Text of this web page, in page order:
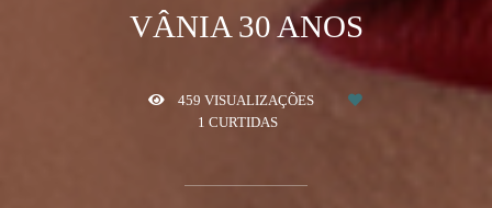
VÂNIA 30 ANOS
459 VISUALIZAÇÕES
1 CURTIDAS